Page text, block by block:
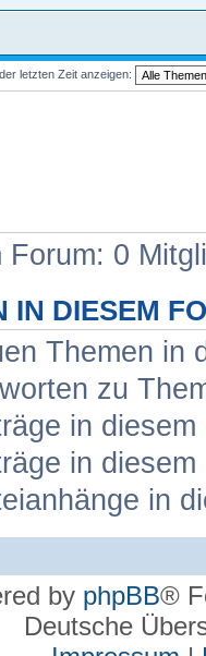
letzten Zeit anzeigen:
Forum: 0
IN DIESEM
Themen in
zu
in
in
in
by phpBB®
Deutsche